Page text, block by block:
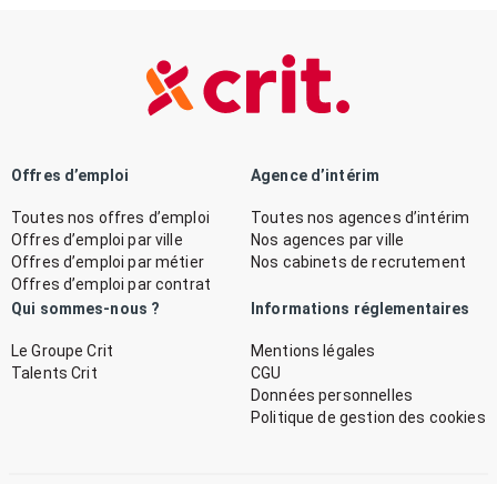
Offres d’emploi
Toutes nos offres d’emploi
Offres d’emploi par ville
Offres d’emploi par métier
Offres d’emploi par contrat
Agence d’intérim
Toutes nos agences d’intérim
Nos agences par ville
Nos cabinets de recrutement
Qui sommes-nous ?
Le Groupe Crit
Talents Crit
Informations réglementaires
Mentions légales
CGU
Données personnelles
Politique de gestion des cookies